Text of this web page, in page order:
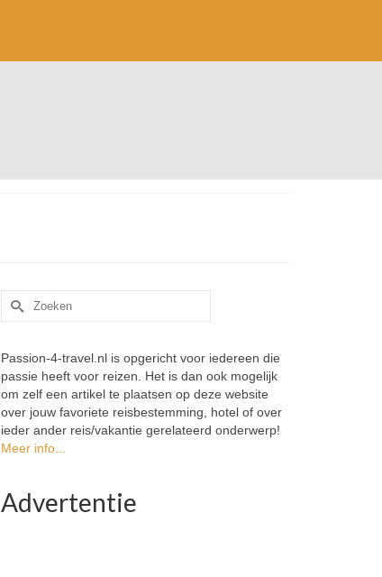
Zoek
naar:
Passion-4-travel.nl is opgericht voor iedereen die
passie heeft voor reizen. Het is dan ook mogelijk
om zelf een artikel te plaatsen op deze website
over jouw favoriete reisbestemming, hotel of over
ieder ander reis/vakantie gerelateerd onderwerp!
Meer info...
Advertentie